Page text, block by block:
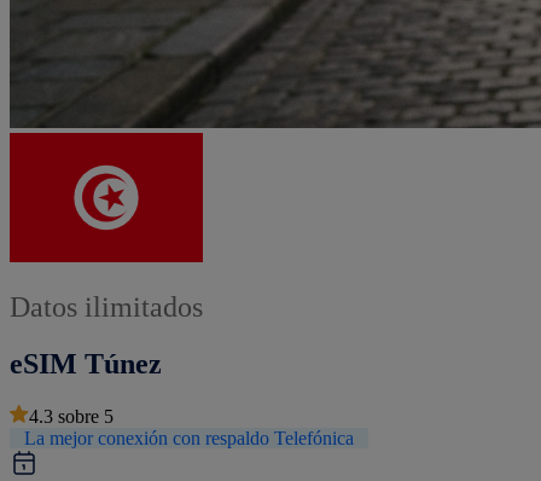
Datos ilimitados
eSIM Túnez
4.3 sobre 5
La mejor conexión con respaldo Telefónica